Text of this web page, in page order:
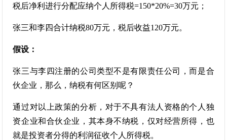
税后净利进行分配应纳个人所得税=150*20%=30万元；
张三和李四合计纳税80万元，税后收益120万元。
假设：
张三与李四注册的公司类型不是有限责任公司，而是合
伙企业，那么，纳税有何区别呢？
通过对以上政策的分析，对于不具有法人资格的个人独
资企业和合伙企业，其本身不纳税，仅对经营所得，也
就是投资者分得的利润征收个人所得税。